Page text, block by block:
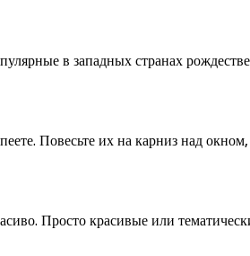
в западных странах
Повесьте их на карниз над
Просто красивые или